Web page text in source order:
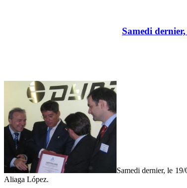
Samedi
Samedi dernier, le
Aliaga López.